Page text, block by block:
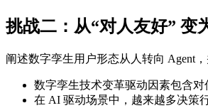
挑战二：从“对人友好” 变
阐述数字孪生用户形态从人转向 Agent
数字孪生技术变革驱动因素包含对
在 AI 驱动场景中，越来越多决策